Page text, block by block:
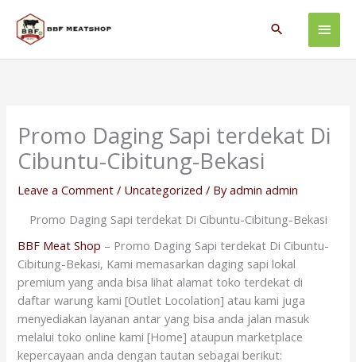
content
Main
Search
Promo Daging Sapi terdekat Di
Cibuntu-Cibitung-Bekasi
Leave a Comment / Uncategorized / Byadmin admin
Promo Daging Sapi terdekat Di Cibuntu-Cibitung-Bekasi
BBF Meat Shop – Promo Daging Sapi terdekat Di Cibuntu-
Cibitung-Bekasi, Kami memasarkan daging sapi lokal
premium yang anda bisa lihat alamat toko terdekat di
daftar warung kami [Outlet Locolation] atau kami juga
menyediakan layanan antar yang bisa anda jalan masuk
melalui toko online kami [Home] ataupun marketplace
kepercayaan anda dengan tautan sebagai berikut: